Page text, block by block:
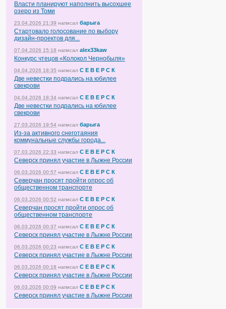
Власти планируют наполнить высохшее
озеро из Томи
23.04.2026 21:39 написал барыга
Стартовало голосование по выбору
дизайн-проектов для...
07.04.2026 15:18 написал alex33kaw
Конкурс чтецов «Колокол Чернобыля»
04.04.2026 18:35 написал С Е В Е Р С К
Две невестки подрались на юбилее
свекрови
04.04.2026 18:34 написал С Е В Е Р С К
Две невестки подрались на юбилее
свекрови
27.03.2026 19:54 написал барыга
Из-за активного снеготаяния
коммунальные службы города...
07.03.2026 22:33 написал С Е В Е Р С К
Северск принял участие в Лыжне России
06.03.2026 00:57 написал С Е В Е Р С К
Северчан просят пройти опрос об
общественном транспорте
06.03.2026 00:52 написал С Е В Е Р С К
Северчан просят пройти опрос об
общественном транспорте
06.03.2026 00:37 написал С Е В Е Р С К
Северск принял участие в Лыжне России
06.03.2026 00:23 написал С Е В Е Р С К
Северск принял участие в Лыжне России
06.03.2026 00:18 написал С Е В Е Р С К
Северск принял участие в Лыжне России
06.03.2026 00:09 написал С Е В Е Р С К
Северск принял участие в Лыжне России